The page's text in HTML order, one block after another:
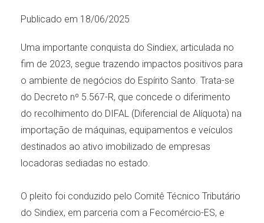
Publicado em 18/06/2025
Uma importante conquista do Sindiex, articulada no
fim de 2023, segue trazendo impactos positivos para
o ambiente de negócios do Espírito Santo. Trata-se
do Decreto nº 5.567-R, que concede o diferimento
do recolhimento do DIFAL (Diferencial de Alíquota) na
importação de máquinas, equipamentos e veículos
destinados ao ativo imobilizado de empresas
locadoras sediadas no estado.
O pleito foi conduzido pelo Comitê Técnico Tributário
do Sindiex, em parceria com a Fecomércio-ES, e